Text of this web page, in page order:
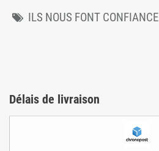
ILS NOUS FONT CONFIANCE
Délais de livraison